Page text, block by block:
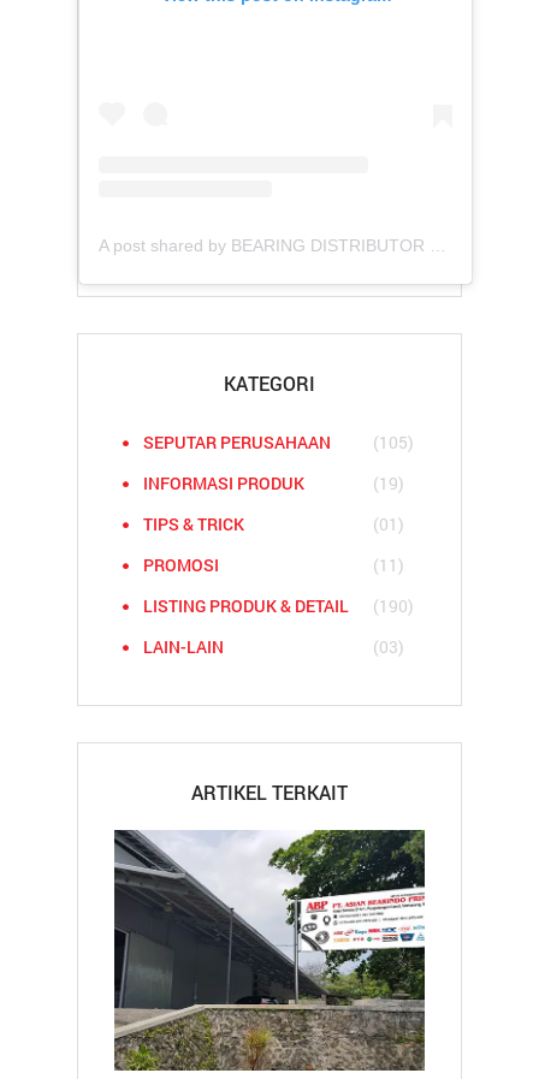
KATEGORI
SEPUTAR PERUSAHAAN
(105)
INFORMASI PRODUK
(19)
TIPS & TRICK
(01)
PROMOSI
(11)
LISTING PRODUK & DETAIL
(190)
LAIN-LAIN
(03)
ARTIKEL TERKAIT